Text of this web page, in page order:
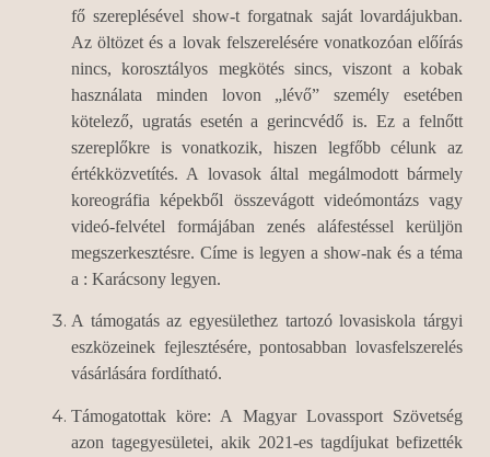
fő szereplésével show-t forgatnak saját lovardájukban.
Az öltözet és a lovak felszerelésére vonatkozóan előírás
nincs, korosztályos megkötés sincs, viszont a kobak
használata minden lovon „lévő” személy esetében
kötelező, ugratás esetén a gerincvédő is. Ez a felnőtt
szereplőkre is vonatkozik, hiszen legfőbb célunk az
értékközvetítés. A lovasok által megálmodott bármely
koreográfia képekből összevágott videómontázs vagy
videó-felvétel formájában zenés aláfestéssel kerüljön
megszerkesztésre. Címe is legyen a show-nak és a téma
a : Karácsony legyen.
A támogatás az egyesülethez tartozó lovasiskola tárgyi
eszközeinek fejlesztésére, pontosabban lovasfelszerelés
vásárlására fordítható.
Támogatottak köre: A Magyar Lovassport Szövetség
azon tagegyesületei, akik 2021-es tagdíjukat befizették